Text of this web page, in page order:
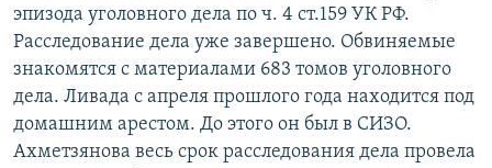
эпизода уголовного дела по ч. 4 ст.159 УК РФ.
Расследование дела уже завершено. Обвиняемые
знакомятся с материалами 683 томов уголовного
дела. Ливада с апреля прошлого года находится под
домашним арестом. До этого он был в СИЗО.
Ахметзянова весь срок расследования дела провела